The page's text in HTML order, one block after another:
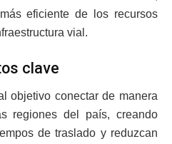
eficiente de los recursos
vial.
clave
objetivo conectar de manera
regiones del país, creando
de traslado y reduzcan